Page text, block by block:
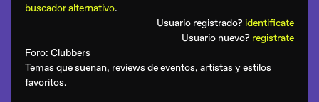
buscador alternativo.
Usuario registrado? identificate
Usuario nuevo? registrate
Foro: Clubbers
Temas que suenan, reviews de eventos, artistas y estilos
favoritos.